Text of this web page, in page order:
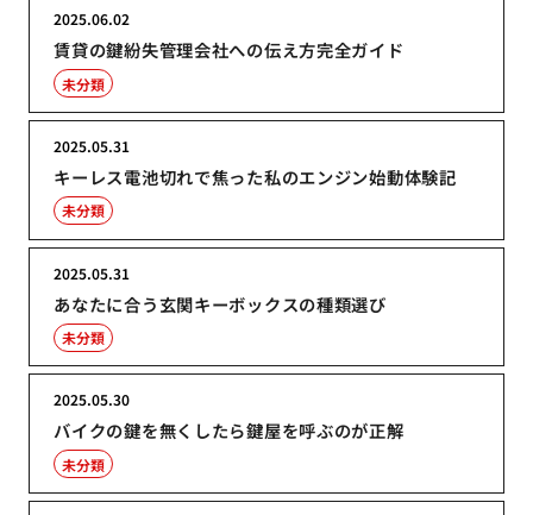
賃貸の鍵紛失管理会社への伝え方完全ガイド
2025.06.02
未分類
キーレス電池切れで焦った私のエンジン始動体験記
2025.05.31
未分類
あなたに合う玄関キーボックスの種類選び
2025.05.31
未分類
バイクの鍵を無くしたら鍵屋を呼ぶのが正解
2025.05.30
未分類